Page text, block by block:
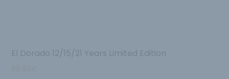
El Dorado 12/15/21 Years Limited Edition